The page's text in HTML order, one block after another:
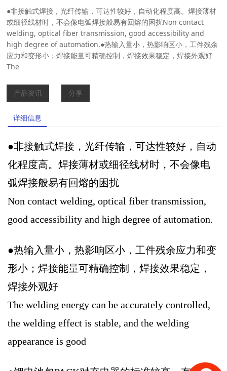
●非接触式焊接，光纤传输，可达性较好，自动化程度高。焊接薄材
或细径线材时，不会像电弧焊接般易有回熔的困扰Non contact
welding, optical fiber transmission, good accessibility and
high degree of automation.●热输入量小，热影响区小，工件残余
应力和变形小；焊接能量可精确控制，焊接效果稳定，焊接外观好
The
产品资讯 分享
详细信息
●非接触式焊接，光纤传输，可达性较好，自动
化程度高。焊接薄材或细径线材时，不会像电
弧焊接般易有回熔的困扰
Non contact welding, optical fiber transmission,
good accessibility and high degree of automation.
●热输入量小，热影响区小，工件残余应力和变
形小；焊接能量可精确控制，焊接效果稳定，
焊接外观好
The welding energy can be accurately controlled,
the welding effect is stable, and the welding
appearance is good